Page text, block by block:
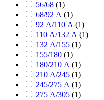
56/68 (1)
68/92 А (1)
92 А/110 А (1)
110 А/132 А (1)
132 А/155 (1)
155/180 (1)
180/210 А (1)
210 А/245 (1)
245/275 А (1)
275 А/305 (1)